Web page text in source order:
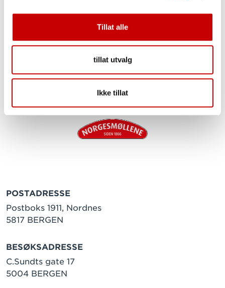
Tillat alle
tillat utvalg
Ikke tillat
Tørt, ikke over normal romtemperatur og adskilt
fra varer med sterk lukt.
POSTADRESSE
Postboks 1911, Nordnes
5817 BERGEN
BESØKSADRESSE
C.Sundts gate 17
5004 BERGEN